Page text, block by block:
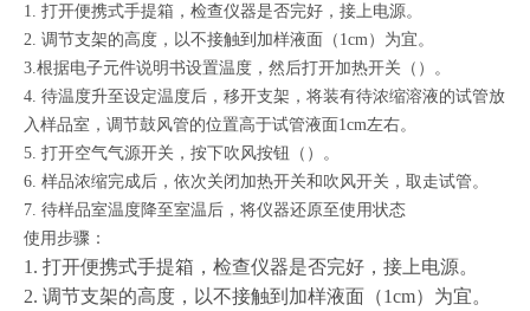
1. 打开便携式手提箱，检查仪器是否完好，接上电源。
2. 调节支架的高度，以不接触到加样液面（1cm）为宜。
3.根据电子元件说明书设置温度，然后打开加热开关（）。
4. 待温度升至设定温度后，移开支架，将装有待浓缩溶液的试管放
入样品室，调节鼓风管的位置高于试管液面1cm左右。
5. 打开空气气源开关，按下吹风按钮（）。
6. 样品浓缩完成后，依次关闭加热开关和吹风开关，取走试管。
7. 待样品室温度降至室温后，将仪器还原至使用状态
使用步骤：
1. 打开便携式手提箱，检查仪器是否完好，接上电源。
2. 调节支架的高度，以不接触到加样液面（1cm）为宜。